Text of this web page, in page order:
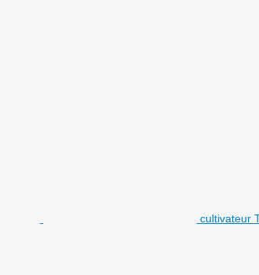
cultivateur